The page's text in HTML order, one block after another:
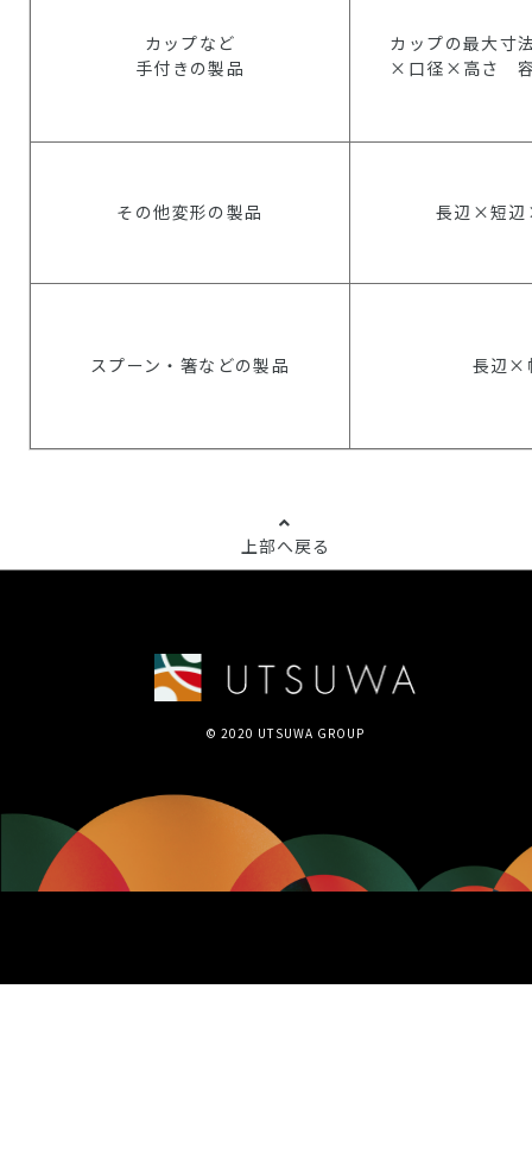
カップなど
手付きの製品
カップの最大寸
×口径×高さ 容
その他変形の製品 長辺×短
スプーン・箸などの製品 長辺×
上部へ戻る
© 2020 UTSUWA GROUP